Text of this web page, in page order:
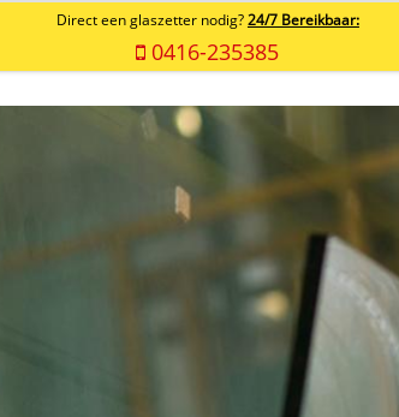
Direct een glaszetter nodig? 24/7 Bereikbaar:
0416-235385